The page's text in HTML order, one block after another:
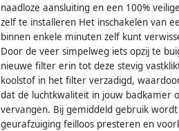
naadloze aansluiting en een 100%
zelf te installeren Het inschakelen van
binnen enkele minuten zelf kunt
Door de veer simpelweg iets opzij te
nieuwe filter erin tot deze stevig
koolstof in het filter verzadigd,
dat de luchtkwaliteit in jouw badkamer
vervangen. Bij gemiddeld gebruik
geurafzuiging feilloos presteren en